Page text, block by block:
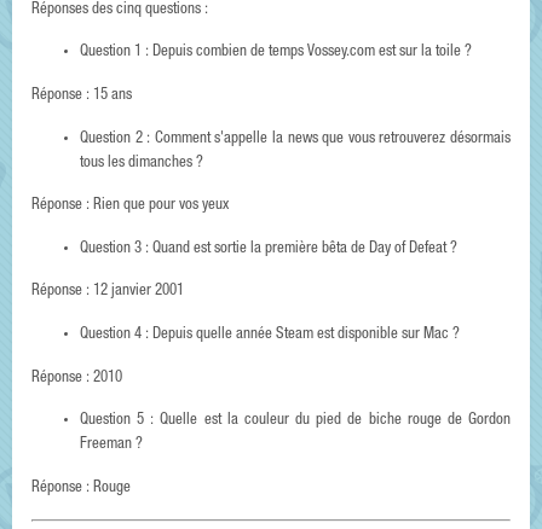
Réponses des cinq questions :
Question 1 : Depuis combien de temps Vossey.com est sur la toile ?
Réponse : 15 ans
Question 2 : Comment s'appelle la news que vous retrouverez désormais
tous les dimanches ?
Réponse : Rien que pour vos yeux
Question 3 : Quand est sortie la première bêta de Day of Defeat ?
Réponse : 12 janvier 2001
Question 4 : Depuis quelle année Steam est disponible sur Mac ?
Réponse : 2010
Question 5 : Quelle est la couleur du pied de biche rouge de Gordon
Freeman ?
Réponse : Rouge